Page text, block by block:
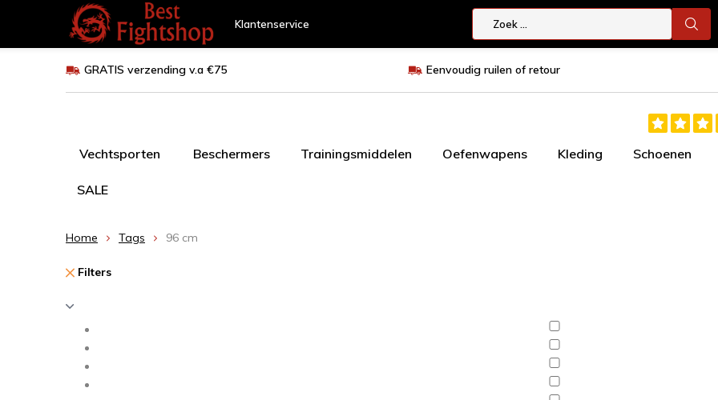
Klantenservice
GRATIS verzending v.a €75 Eenvoudig ruilen of retour
Vechtsporten Beschermers Trainingsmiddelen Oefenwapens Kleding Schoenen
SALE
Home Tags 96 cm
Filters